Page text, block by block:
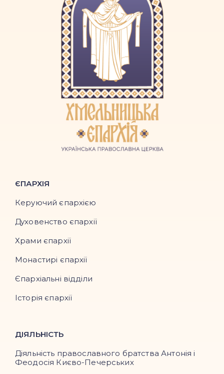
ЄПАРХІЯ
Керуючий єпархією
Духовенство єпархії
Храми єпархії
Монастирі єпархії
Єпархіальні відділи
Історія єпархії
ДІЯЛЬНІСТЬ
Діяльність православного братства Антонія і
Феодосія Києво-Печерських